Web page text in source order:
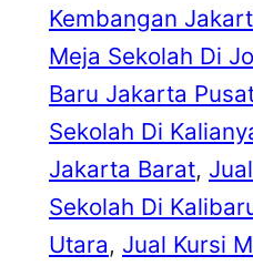
Kembangan
Meja Sekolah Di
Baru Jakarta
Sekolah Di
Jakarta Barat,
Sekolah Di
Utara, Jual Kursi